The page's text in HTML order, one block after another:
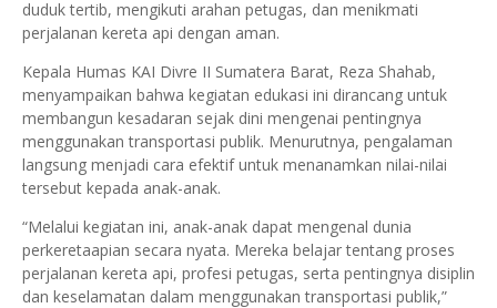
duduk tertib, mengikuti arahan petugas, dan menikmati
perjalanan kereta api dengan aman.
Kepala Humas KAI Divre II Sumatera Barat, Reza Shahab,
menyampaikan bahwa kegiatan edukasi ini dirancang untuk
membangun kesadaran sejak dini mengenai pentingnya
menggunakan transportasi publik. Menurutnya, pengalaman
langsung menjadi cara efektif untuk menanamkan nilai-nilai
tersebut kepada anak-anak.
“Melalui kegiatan ini, anak-anak dapat mengenal dunia
perkeretaapian secara nyata. Mereka belajar tentang proses
perjalanan kereta api, profesi petugas, serta pentingnya disiplin
dan keselamatan dalam menggunakan transportasi publik,”